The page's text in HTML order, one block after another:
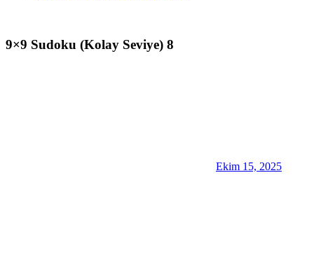
9×9 Sudoku (Kolay Seviye) 8
Ekim 15, 2025